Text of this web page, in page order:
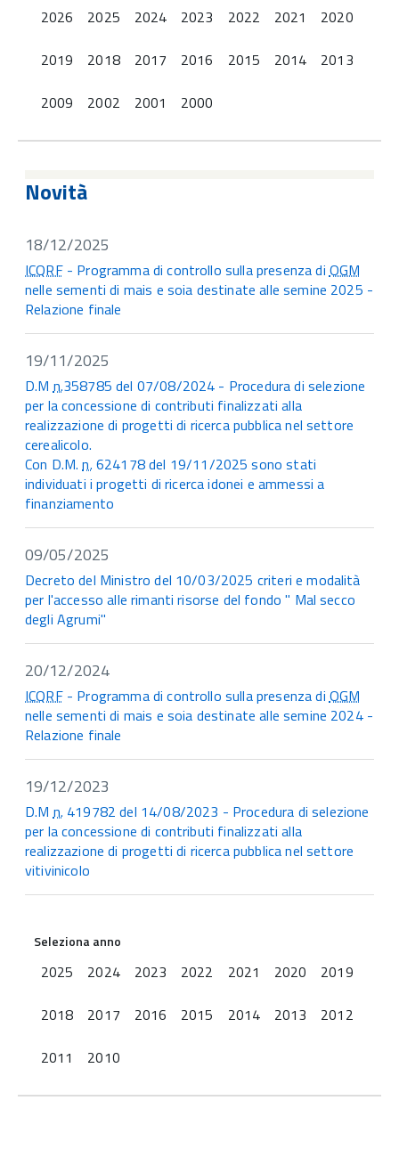
2026 2025 2024 2023 2022 2021
2020
2019
2018 2017 2016 2015 2014
2013
2009
2002 2001 2000
Novità
18/12/2025
ICQRF- Programma di controllo sulla presenza diOGM
nelle sementi di mais e soia destinate alle semine 2025 -
Relazione finale
19/11/2025
D.Mn.358785 del 07/08/2024 - Procedura di selezione
per la concessione di contributi finalizzati alla
realizzazione di progetti di ricerca pubblica nel settore
cerealicolo.
Con D.M.n. 624178 del 19/11/2025 sono stati
individuati i progetti di ricerca idonei e ammessi a
finanziamento
09/05/2025
Decreto del Ministro del 10/03/2025 criteri e modalità
per l'accesso alle rimanti risorse del fondo " Mal secco
degli Agrumi"
20/12/2024
ICQRF- Programma di controllo sulla presenza diOGM
nelle sementi di mais e soia destinate alle semine 2024 -
Relazione finale
19/12/2023
D.Mn. 419782 del 14/08/2023 - Procedura di selezione
per la concessione di contributi finalizzati alla
realizzazione di progetti di ricerca pubblica nel settore
vitivinicolo
Seleziona anno
2025 2024 2023 2022 2021 2020
2019
2018
2017 2016 2015 2014 2013
2012
2011
2010